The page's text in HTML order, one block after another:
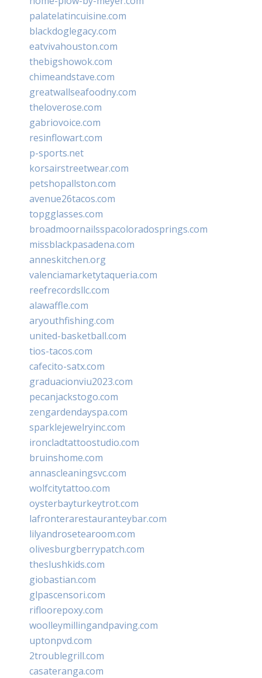
palatelatincuisine.com
blackdoglegacy.com
eatvivahouston.com
thebigshowok.com
chimeandstave.com
greatwallseafoodny.com
theloverose.com
gabriovoice.com
resinflowart.com
p-sports.net
korsairstreetwear.com
petshopallston.com
avenue26tacos.com
topgglasses.com
broadmoornailsspacoloradosprings.com
missblackpasadena.com
anneskitchen.org
valenciamarketytaqueria.com
reefrecordsllc.com
alawaffle.com
aryouthfishing.com
united-basketball.com
tios-tacos.com
cafecito-satx.com
graduacionviu2023.com
pecanjackstogo.com
zengardendayspa.com
sparklejewelryinc.com
ironcladtattoostudio.com
bruinshome.com
annascleaningsvc.com
wolfcitytattoo.com
oysterbayturkeytrot.com
lafronterarestauranteybar.com
lilyandrosetearoom.com
olivesburgberrypatch.com
theslushkids.com
giobastian.com
glpascensori.com
rifloorepoxy.com
woolleymillingandpaving.com
uptonpvd.com
2troublegrill.com
casateranga.com